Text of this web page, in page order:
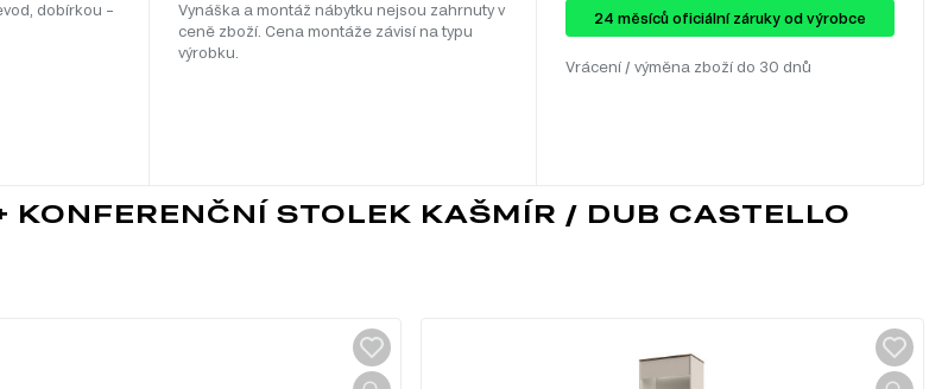
dobírkou –
Vynáška a montáž nábytku nejsou zahrnuty v
ceně zboží. Cena montáže závisí na typu
výrobku.
24 ​​​​měsíců oficiální záruky od výrobce
Vrácení / výměna zboží do 30 dnů
STOLEK KAŠMÍR / DUB CASTELLO